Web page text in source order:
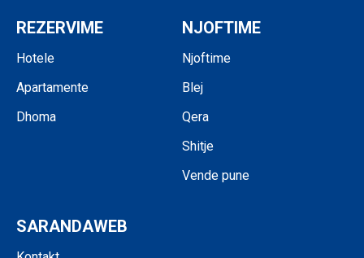
REZERVIME
Hotele
Apartamente
Dhoma
NJOFTIME
Njoftime
Blej
Qera
Shitje
Vende pune
SARANDAWEB